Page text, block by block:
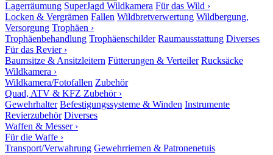
Lagerräumung SuperJagd Wildkamera Für das Wild ›
Locken & Vergrämen Fallen Wildbretverwertung Wildbergung,
Versorgung Trophäen ›
Trophäenbehandlung Trophäenschilder Raumausstattung Diverses
Für das Revier ›
Baumsitze & Ansitzleitern Fütterungen & Verteiler Rucksäcke
Wildkamera ›
Wildkamera/Fotofallen Zubehör
Quad, ATV & KFZ Zubehör ›
Gewehrhalter Befestigungssysteme & Winden Instrumente
Revierzubehör Diverses
Waffen & Messer ›
Für die Waffe ›
Transport/Verwahrung Gewehrriemen & Patronenetuis